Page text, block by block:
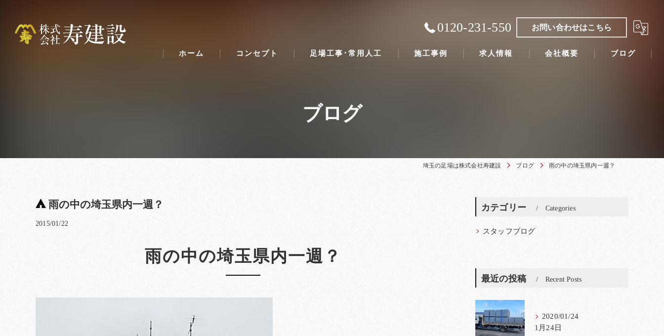
0120-231-550 お問い合わせはこちら
ホーム コンセプト 足場工事･常用人工 施工事例 求人情報 会社概要 ブログ
ブログ
埼玉の足場は株式会社寿建設 ブログ 雨の中の埼玉県内一週？
雨の中の埼玉県内一週？
2015/01/22
雨の中の埼玉県内一週？
カテゴリー Categories
スタッフブログ
最近の投稿 Recent Posts
2020/01/24
1月24日